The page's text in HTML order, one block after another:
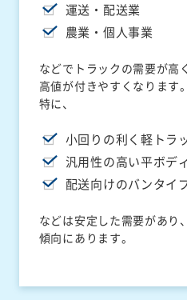
運送・配送業
農業・個人事業
などでトラックの需要が高
高値が付きやすくなります。
特に、
小回りの利く軽トラ
汎用性の高い平ボディ
配送向けのバンタイ
などは安定した需要があり
傾向にあります。